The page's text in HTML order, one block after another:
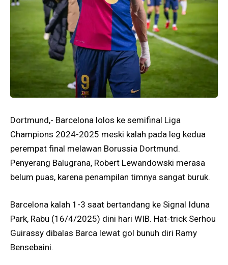
Dortmund,- Barcelona lolos ke semifinal Liga
Champions 2024-2025 meski kalah pada leg kedua
perempat final melawan Borussia Dortmund.
Penyerang Balugrana, Robert Lewandowski merasa
belum puas, karena penampilan timnya sangat buruk.
Barcelona kalah 1-3 saat bertandang ke Signal Iduna
Park, Rabu (16/4/2025) dini hari WIB. Hat-trick Serhou
Guirassy dibalas Barca lewat gol bunuh diri Ramy
Bensebaini.